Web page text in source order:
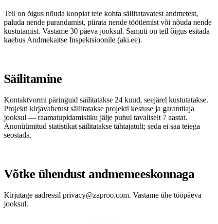
Teil on õigus nõuda koopiat teie kohta säilitatavatest andmetest,
paluda nende parandamist, piirata nende töötlemist või nõuda nende
kustutamist. Vastame 30 päeva jooksul. Samuti on teil õigus esitada
kaebus Andmekaitse Inspektsioonile (aki.ee).
Säilitamine
Kontaktvormi päringuid säilitatakse 24 kuud, seejärel kustutatakse.
Projekti kirjavahetust säilitatakse projekti kestuse ja garantiiaja
jooksul — raamatupidamisliku jälje puhul tavaliselt 7 aastat.
Anonüümitud statistikat säilitatakse tähtajatult; seda ei saa teiega
seostada.
Võtke ühendust andmemeeskonnaga
Kirjutage aadressil privacy@zaproo.com. Vastame ühe tööpäeva
jooksul.